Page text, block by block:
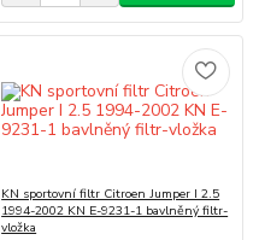
KN sportovní filtr Citroen Jumper I 2.5
1994-2002 KN E-9231-1 bavlněný filtr-
vložka